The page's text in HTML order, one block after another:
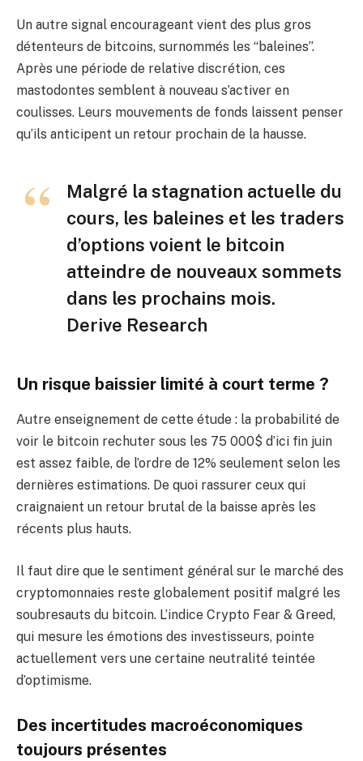
Un autre signal encourageant vient des plus gros
détenteurs de bitcoins, surnommés les “baleines”.
Après une période de relative discrétion, ces
mastodontes semblent à nouveau s’activer en
coulisses. Leurs mouvements de fonds laissent penser
qu’ils anticipent un retour prochain de la hausse.
Malgré la stagnation actuelle du
cours, les baleines et les traders
d’options voient le bitcoin
atteindre de nouveaux sommets
dans les prochains mois.
Derive Research
Un risque baissier limité à court terme ?
Autre enseignement de cette étude : la probabilité de
voir le bitcoin rechuter sous les 75 000$ d’ici fin juin
est assez faible, de l’ordre de 12% seulement selon les
dernières estimations. De quoi rassurer ceux qui
craignaient un retour brutal de la baisse après les
récents plus hauts.
Il faut dire que le sentiment général sur le marché des
cryptomonnaies reste globalement positif malgré les
soubresauts du bitcoin. L’indice Crypto Fear & Greed,
qui mesure les émotions des investisseurs, pointe
actuellement vers une certaine neutralité teintée
d’optimisme.
Des incertitudes macroéconomiques
toujours présentes